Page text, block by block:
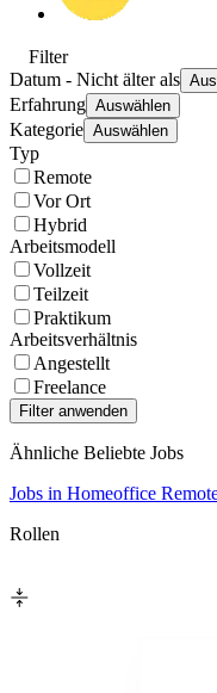
Filter
Datum - Nicht älter als
Erfahrung Auswählen
Kategorie Auswählen
Typ
Remote
Vor Ort
Hybrid
Arbeitsmodell
Vollzeit
Teilzeit
Praktikum
Arbeitsverhältnis
Angestellt
Freelance
Ähnliche Beliebte Jobs
Jobs in Homeoffice
Rollen